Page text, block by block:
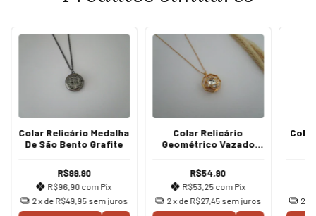
Colar Relicário Medalha
De São Bento Grafite
R$99,90
R$96,90 com Pix
2x de R$49,95 sem juros
Colar Relicário
Geométrico Vazado
R$54,90
R$53,25 com Pix
2x de R$27,45 sem juros 2